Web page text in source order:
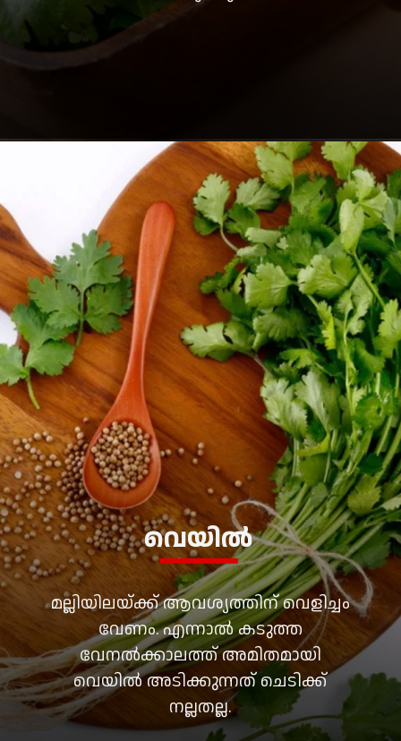
മല്ലിയിലയ്ക്ക് ആവശ്യത്തിന് വെളിച്ചം
വേണം. എന്നാൽ കടുത്ത
വേനൽക്കാലത്ത് അമിതമായി
വെയിൽ അടിക്കുന്നത് ചെടിക്ക്
നല്ലതല്ല.
വെയിൽ